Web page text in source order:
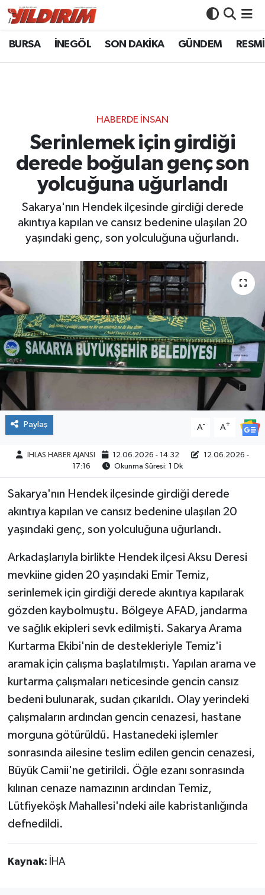
BURSA İNEGÖL SON DAKİKA GÜNDEM
HABERDE İNSAN
Serinlemek için girdiği
derede boğulan genç son
yolcuğuna uğurlandı
Sakarya'nın Hendek ilçesinde girdiği derede
akıntıya kapılan ve cansız bedenine ulaşılan 20
yaşındaki genç, son yolculuğuna uğurlandı.
Paylaş A- A+
İHLAS HABER AJANSI 12.06.2026 - 14:32
12.06.2026 -
17:16
Okunma Süresi: 1 Dk
Sakarya'nın Hendek ilçesinde girdiği derede
akıntıya kapılan ve cansız bedenine ulaşılan 20
yaşındaki genç, son yolculuğuna uğurlandı.
Arkadaşlarıyla birlikte Hendek ilçesi Aksu Deresi
mevkiine giden 20 yaşındaki Emir Temiz,
serinlemek için girdiği derede akıntıya kapılarak
gözden kaybolmuştu. Bölgeye AFAD, jandarma
ve sağlık ekipleri sevk edilmişti. Sakarya Arama
Kurtarma Ekibi'nin de destekleriyle Temiz'i
aramak için çalışma başlatılmıştı. Yapılan arama ve
kurtarma çalışmaları neticesinde gencin cansız
bedeni bulunarak, sudan çıkarıldı. Olay yerindeki
çalışmaların ardından gencin cenazesi, hastane
morguna götürüldü. Hastanedeki işlemler
sonrasında ailesine teslim edilen gencin cenazesi,
Büyük Camii'ne getirildi. Öğle ezanı sonrasında
kılınan cenaze namazının ardından Temiz,
Lütfiyeköşk Mahallesi'ndeki aile kabristanlığında
defnedildi.
Kaynak: İHA
BURSA
GÜNDEM
RESMİ İLANLAR
KÖŞE YAZILARI
SİYASET
Bursa Nöbetçi Eczaneler
Bursa Trafik Yoğunluk Haritası
Süper Lig Puan Durumu ve Fikstür
Tüm Manşetler
Son Dakika Haberleri